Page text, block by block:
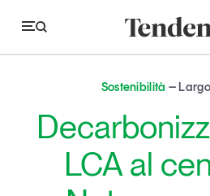
Tendenze
Economia e
Innovazione
Sostenibilità
LCA al